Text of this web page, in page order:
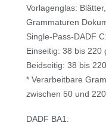
Vorlagenglas:
Grammaturen
Single-Pass-DADF
Einseitig: 38 bis 220
Beidseitig: 38 bis
* Verarbeitbare
zwischen 50 und 220
DADF BA1: